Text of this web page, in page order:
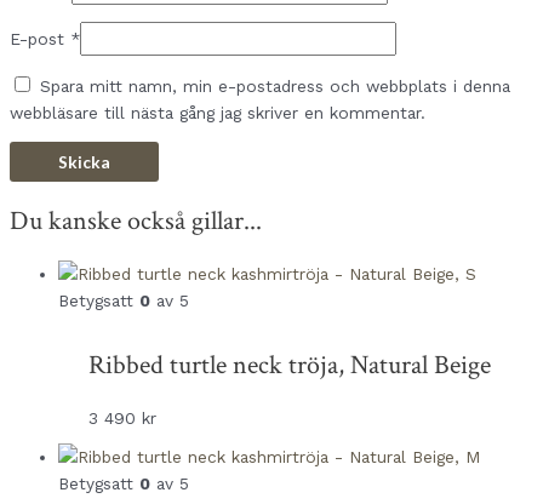
E-post *
Spara mitt namn, min e-postadress och webbplats i denna
webbläsare till nästa gång jag skriver en kommentar.
Du kanske också gillar...
Betygsatt 0 av 5
Ribbed turtle neck tröja, Natural Beige
3 490 kr
Betygsatt 0 av 5